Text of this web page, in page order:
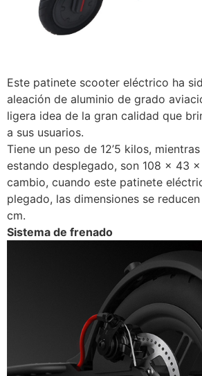
Este patinete scooter eléctrico ha
aleación de aluminio de grado
ligera idea de la gran calidad que
a sus usuarios.
Tiene un peso de 12’5 kilos,
estando desplegado, son 108 x 43 x
cambio, cuando este patinete
plegado, las dimensiones se
cm.
Sistema de frenado